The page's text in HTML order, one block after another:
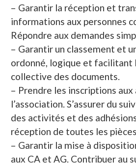
– Garantir la réception et
informations aux personnes
Répondre aux demandes
– Garantir un classement et
ordonné, logique et facilitant
collective des documents.
– Prendre les inscriptions
l’association. S’assurer du
des activités et des
réception de toutes les
– Garantir la mise à
aux CA et AG. Contribuer au